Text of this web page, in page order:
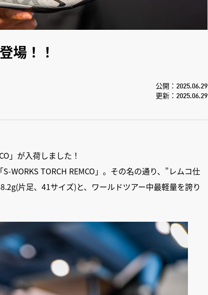
場！！
公開：2025.06.29
更新：2025.06.29
」が入荷しました！
WORKS TORCH REMCO」。その名の通り、”レムコ仕
片足、41サイズ)と、ワールドツアー中最軽量を誇り